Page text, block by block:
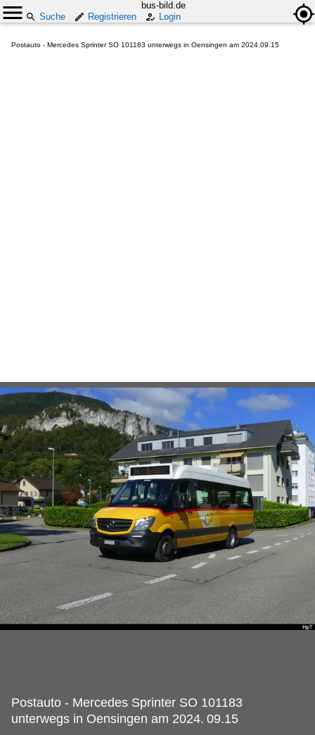
bus-bild.de
Suche
Registrieren Login
Postauto - Mercedes Sprinter SO 101183 unterwegs in Oensingen am 2024.09.15
Postauto - Mercedes Sprinter SO 101183
unterwegs in Oensingen am 2024. 09.15